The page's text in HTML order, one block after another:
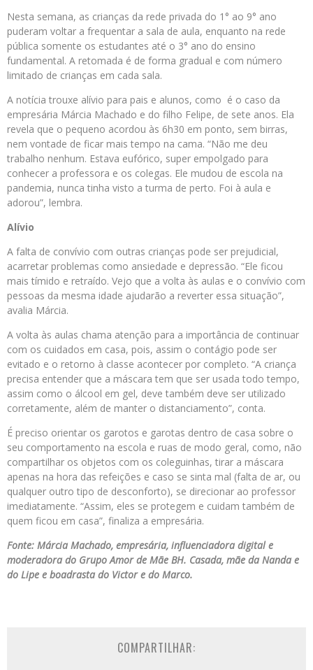
Nesta semana, as crianças da rede privada do 1° ao 9° ano
puderam voltar a frequentar a sala de aula, enquanto na rede
pública somente os estudantes até o 3° ano do ensino
fundamental. A retomada é de forma gradual e com número
limitado de crianças em cada sala.
A notícia trouxe alívio para pais e alunos, como é o caso da
empresária Márcia Machado e do filho Felipe, de sete anos. Ela
revela que o pequeno acordou às 6h30 em ponto, sem birras,
nem vontade de ficar mais tempo na cama. “Não me deu
trabalho nenhum. Estava eufórico, super empolgado para
conhecer a professora e os colegas. Ele mudou de escola na
pandemia, nunca tinha visto a turma de perto. Foi à aula e
adorou”, lembra.
Alívio
A falta de convívio com outras crianças pode ser prejudicial,
acarretar problemas como ansiedade e depressão. “Ele ficou
mais tímido e retraído. Vejo que a volta às aulas e o convívio com
pessoas da mesma idade ajudarão a reverter essa situação”,
avalia Márcia.
A volta às aulas chama atenção para a importância de continuar
com os cuidados em casa, pois, assim o contágio pode ser
evitado e o retorno à classe acontecer por completo. “A criança
precisa entender que a máscara tem que ser usada todo tempo,
assim como o álcool em gel, deve também deve ser utilizado
corretamente, além de manter o distanciamento”, conta.
É preciso orientar os garotos e garotas dentro de casa sobre o
seu comportamento na escola e ruas de modo geral, como, não
compartilhar os objetos com os coleguinhas, tirar a máscara
apenas na hora das refeições e caso se sinta mal (falta de ar, ou
qualquer outro tipo de desconforto), se direcionar ao professor
imediatamente. “Assim, eles se protegem e cuidam também de
quem ficou em casa”, finaliza a empresária.
Fonte: Márcia Machado, empresária, influenciadora digital e
moderadora do Grupo Amor de Mãe BH. Casada, mãe da Nanda e
do Lipe e boadrasta do Victor e do Marco.
COMPARTILHAR: